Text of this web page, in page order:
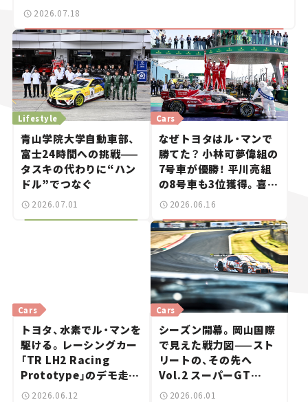
2026.07.18
Lifestyle
青山学院大学自動車部、
富士24時間への挑戦——
タスキの代わりに“ハン
ドル”でつなぐ
2026.07.01
Cars
なぜトヨタはル・マンで
勝てた？ 小林可夢偉組の
7号車が優勝！ 平川亮組
の8号車も3位獲得。喜び
のコメントとともに振り
返る
2026.06.16
Cars
トヨタ、水素でル・マンを
駆ける。レーシングカー
「TR LH2 Racing
Prototype」のデモ走行
を初披露
2026.06.12
Cars
シーズン開幕。岡山国際
で見えた戦力図——スト
リートの、その先へ
Vol.2 スーパーGT
2026開幕戦 岡山国際サ
2026.06.01